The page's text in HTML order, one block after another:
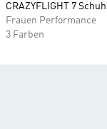
CRAZYFLIGHT 7 Schuh
Frauen Performance
3 Farben